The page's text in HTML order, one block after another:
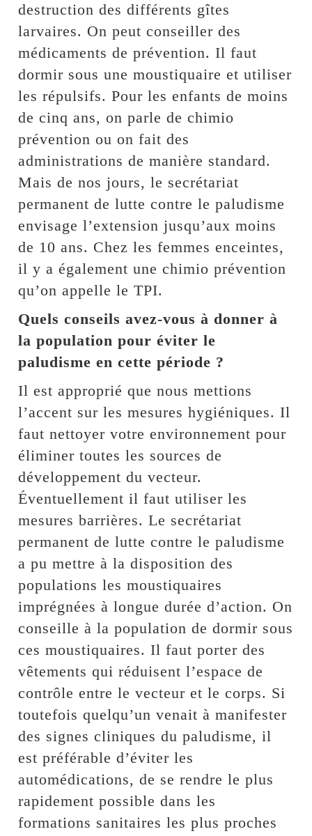
destruction des différents gîtes
larvaires. On peut conseiller des
médicaments de prévention. Il faut
dormir sous une moustiquaire et utiliser
les répulsifs. Pour les enfants de moins
de cinq ans, on parle de chimio
prévention ou on fait des
administrations de manière standard.
Mais de nos jours, le secrétariat
permanent de lutte contre le paludisme
envisage l’extension jusqu’aux moins
de 10 ans. Chez les femmes enceintes,
il y a également une chimio prévention
qu’on appelle le TPI.
Quels conseils avez-vous à donner à
la population pour éviter le
paludisme en cette période ?
Il est approprié que nous mettions
l’accent sur les mesures hygiéniques. Il
faut nettoyer votre environnement pour
éliminer toutes les sources de
développement du vecteur.
Éventuellement il faut utiliser les
mesures barrières. Le secrétariat
permanent de lutte contre le paludisme
a pu mettre à la disposition des
populations les moustiquaires
imprégnées à longue durée d’action. On
conseille à la population de dormir sous
ces moustiquaires. Il faut porter des
vêtements qui réduisent l’espace de
contrôle entre le vecteur et le corps. Si
toutefois quelqu’un venait à manifester
des signes cliniques du paludisme, il
est préférable d’éviter les
automédications, de se rendre le plus
rapidement possible dans les
formations sanitaires les plus proches